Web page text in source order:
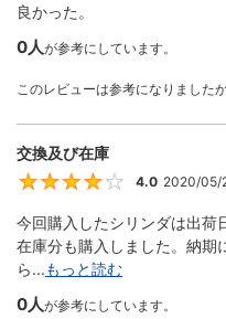
良かった。
0人が参考にしています。
このレビューは参考になりました
交換及び在庫
4.0 2020/05/
今回購入したシリンダは出荷
在庫分も購入しました。納期
ら...もっと読む
0人が参考にしています。